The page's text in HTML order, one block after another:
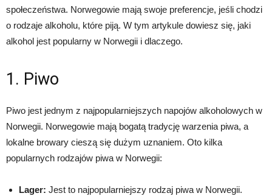
społeczeństwa. Norwegowie mają swoje preferencje, jeśli chodzi
o rodzaje alkoholu, które piją. W tym artykule dowiesz się, jaki
alkohol jest popularny w Norwegii i dlaczego.
1. Piwo
Piwo jest jednym z najpopularniejszych napojów alkoholowych w
Norwegii. Norwegowie mają bogatą tradycję warzenia piwa, a
lokalne browary cieszą się dużym uznaniem. Oto kilka
popularnych rodzajów piwa w Norwegii:
Lager: Jest to najpopularniejszy rodzaj piwa w Norwegii.